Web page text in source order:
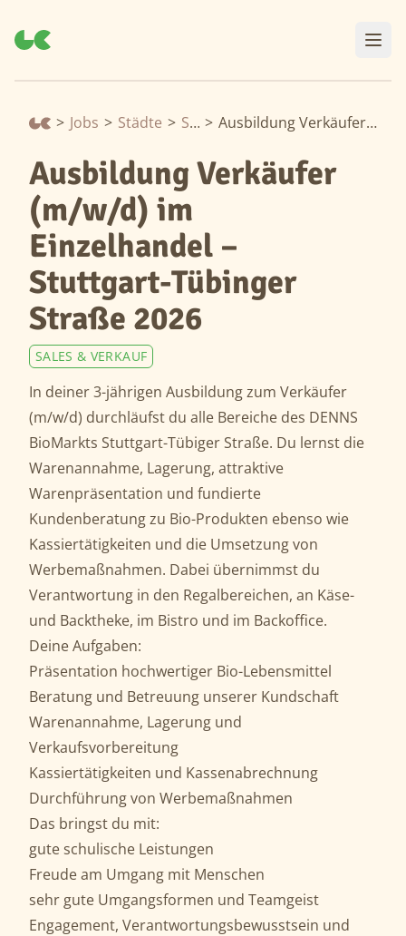
> Jobs > Städte > Stuttgart > Ausbildung Verkäufer (m/w/d) im Einzelhandel – Stuttgart-Tübinger Straße 2026
Ausbildung Verkäufer
(m/w/d) im
Einzelhandel –
Stuttgart-Tübinger
Straße 2026
SALES & VERKAUF
In deiner 3-jährigen Ausbildung zum Verkäufer
(m/w/d) durchläufst du alle Bereiche des DENNS
BioMarkts Stuttgart-Tübiger Straße. Du lernst die
Warenannahme, Lagerung, attraktive
Warenpräsentation und fundierte
Kundenberatung zu Bio-Produkten ebenso wie
Kassiertätigkeiten und die Umsetzung von
Werbemaßnahmen. Dabei übernimmst du
Verantwortung in den Regalbereichen, an Käse-
und Backtheke, im Bistro und im Backoffice.
Deine Aufgaben:
Präsentation hochwertiger Bio-Lebensmittel
Beratung und Betreuung unserer Kundschaft
Warenannahme, Lagerung und
Verkaufsvorbereitung
Kassiertätigkeiten und Kassenabrechnung
Durchführung von Werbemaßnahmen
Das bringst du mit:
gute schulische Leistungen
Freude am Umgang mit Menschen
sehr gute Umgangsformen und Teamgeist
Engagement, Verantwortungsbewusstsein und